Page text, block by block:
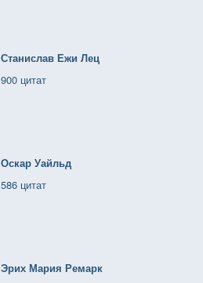
Станислав Ежи Лец
900 цитат
Оскар Уайльд
586 цитат
Эрих Мария Ремарк